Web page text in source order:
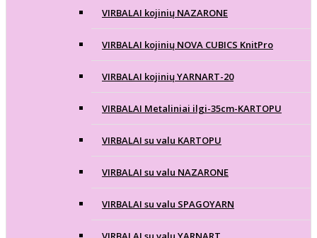
VIRBALAI kojinių NAZARONE
VIRBALAI kojinių NOVA CUBICS KnitPro
VIRBALAI kojinių YARNART-20
VIRBALAI Metaliniai ilgi-35cm-KARTOPU
VIRBALAI su valu KARTOPU
VIRBALAI su valu NAZARONE
VIRBALAI su valu SPAGOYARN